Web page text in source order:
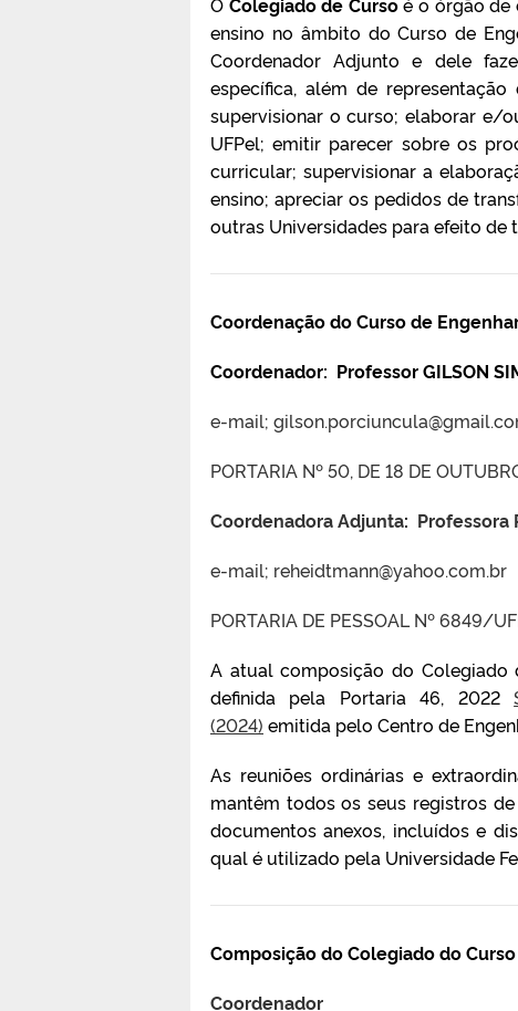
ensino no âmbito do Curso de
Coordenador Adjunto e dele
específica, além de
supervisionar o curso; elaborar e/
UFPel; emitir parecer sobre os
curricular; supervisionar a
ensino; apreciar os pedidos de
outras Universidades para efeito de
Coordenação do Curso de
Coordenador: Professor GILSON
e-mail;
PORTARIA Nº 50, DE 18 DE
Coordenadora Adjunta: Professora
e-mail; reheidtmann@yahoo.com.br
PORTARIA DE PESSOAL Nº 6849/
A atual composição do Colegiado
definida pela Portaria 46, 2022
(2024) emitida pelo Centro de
As reuniões ordinárias e
mantêm todos os seus registros
documentos anexos, incluídos e
qual é utilizado pela Universidade
Composição do Colegiado do
Coordenador